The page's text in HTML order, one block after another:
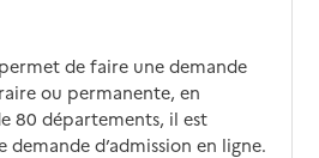
de faire une demande
ou permanente, en
80 départements, il est
demande d’admission en ligne.